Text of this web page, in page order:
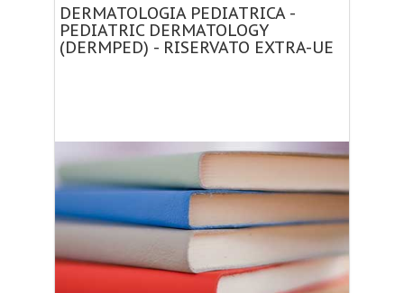
DERMATOLOGIA PEDIATRICA -
PEDIATRIC DERMATOLOGY
(DERMPED) - RISERVATO EXTRA-UE